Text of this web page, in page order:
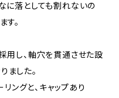
に落としても割れないの
す。
用し、軸穴を貫通させた設
ました。
ングと、キャップあり